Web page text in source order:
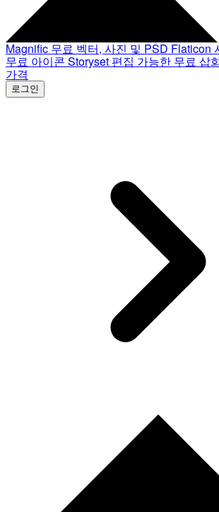
Magnific 무료 벡터, 사진 및 PSD Flaticon
무료 아이콘 Storyset 편집 가능한 무료 삽
가격
로그인